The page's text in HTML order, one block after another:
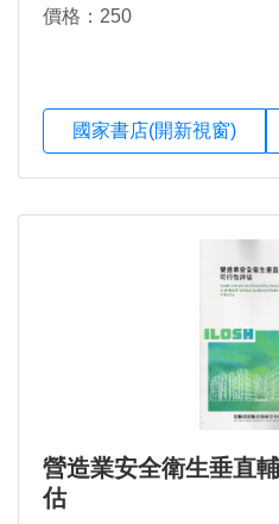
價格：250
國家書店(開新視窗)
營造業安全衛生垂直
估